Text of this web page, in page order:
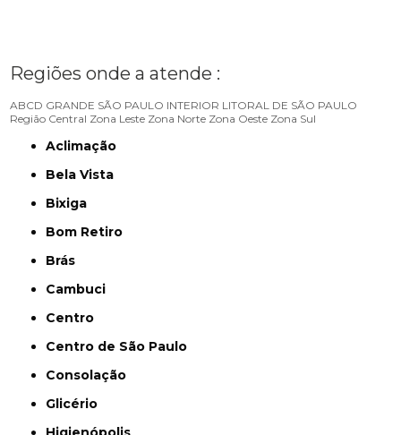
Regiões onde a atende :
ABCD GRANDE SÃO PAULO INTERIOR LITORAL DE SÃO PAULO
Região Central Zona Leste Zona Norte Zona Oeste Zona Sul
Aclimação
Bela Vista
Bixiga
Bom Retiro
Brás
Cambuci
Centro
Centro de São Paulo
Consolação
Glicério